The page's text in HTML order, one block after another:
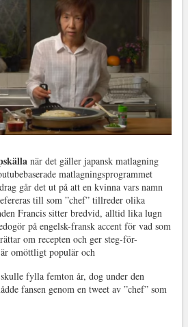
när det gäller japansk matlagning
matlagningsprogrammet
går det ut på att en kvinna vars namn
till som ”chef” tillreder olika
Francis sitter bredvid, alltid lika lugn
på engelsk-fransk accent för vad som
om recepten och ger steg-för-
omöttligt populär och
fylla femton år, dog under den
fansen genom en tweet av ”chef” som